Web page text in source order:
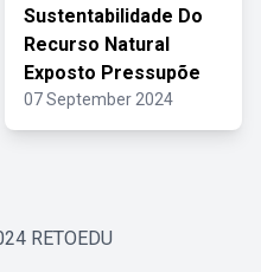
Sustentabilidade Do
Recurso Natural
Exposto Pressupõe
07 September 2024
RETOEDU